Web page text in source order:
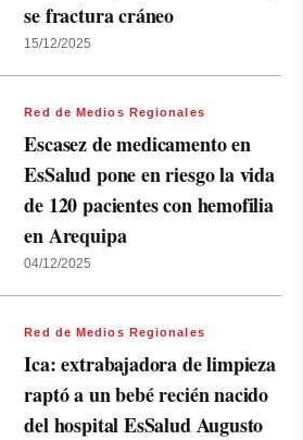
se fractura cráneo
15/12/2025
Red de Medios Regionales
Escasez de medicamento en
EsSalud pone en riesgo la vida
de 120 pacientes con hemofilia
en Arequipa
04/12/2025
Red de Medios Regionales
Ica: extrabajadora de limpieza
raptó a un bebé recién nacido
del hospital EsSalud Augusto